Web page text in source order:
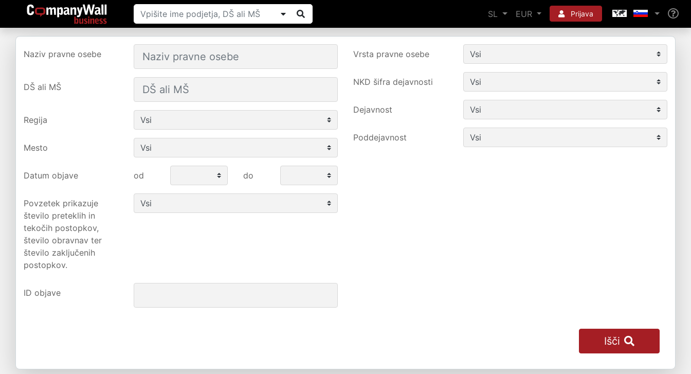
SL EUR Prijava
Naziv pravne osebe
DŠ ali MŠ
Regija
Mesto
Vrsta pravne osebe
NKD šifra dejavnosti
Dejavnost
Poddejavnost
Datum objave od do
Povzetek prikazuje
število preteklih in
tekočih postopkov,
število obravnav ter
število zaključenih
postopkov.
ID objave
Išči